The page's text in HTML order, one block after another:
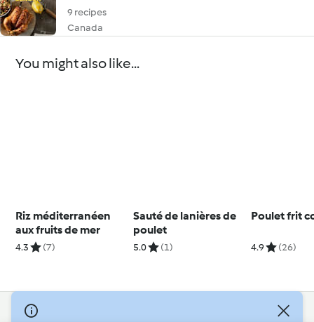
9 recipes
Canada
You might also like...
Riz méditerranéen
aux fruits de mer
4.3 (7)
Sauté de lanières de
poulet
5.0 (1)
Poulet frit
4.9 (26)
© Copyright 2026